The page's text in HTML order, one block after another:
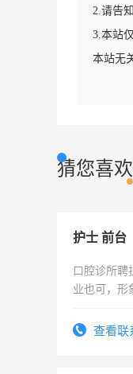
2.请告
3.本站
本站无
猜您喜欢
护士 前台
口腔诊所聘
业也可，形
查看联